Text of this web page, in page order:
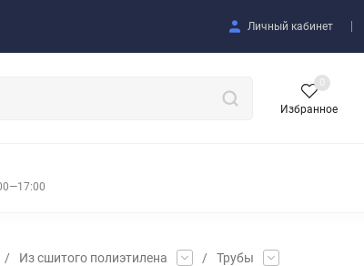
Личный кабинет
Избранное
0
/ Из сшитого полиэтилена / Трубы